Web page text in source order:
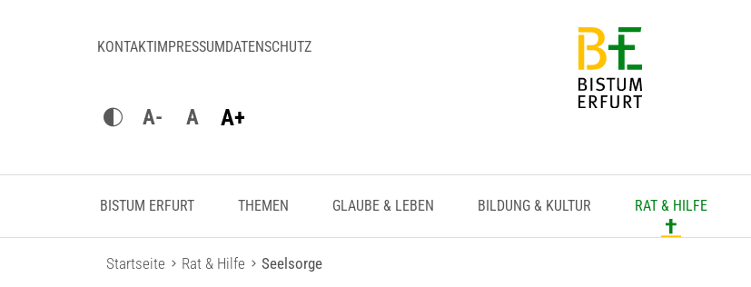
KONTAKTIMPRESSUMDATENSCHUTZ
A- A A+
BISTUM ERFURT THEMEN GLAUBE & LEBEN BILDUNG & KULTUR RAT & HILFE
Startseite Rat & Hilfe Seelsorge